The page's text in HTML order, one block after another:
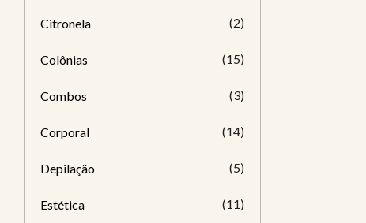
Citronela (2)
Colônias (15)
Combos (3)
Corporal (14)
Depilação (5)
Estética (11)